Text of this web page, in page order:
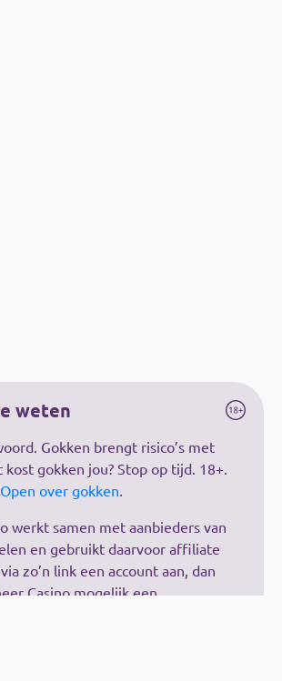
weten
Gokken brengt risico’s met
kost gokken jou? Stop op tijd. 18+.
Open over gokken.
werkt samen met aanbieders van
en gebruikt daarvoor affiliate
zo’n link een account aan, dan
Casino mogelijk een